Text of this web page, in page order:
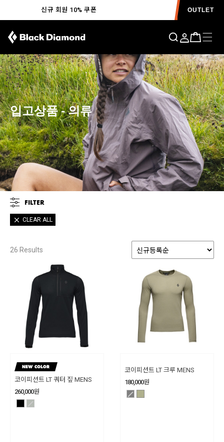
신규 회원 10% 쿠폰 OUTLET
입고상품 - 의류
CLEAR ALL
FILTER
26 Results
코이피션트 LT 쿼터 짚 MENS
260,000원
코이피션트 LT 크루 MENS
180,000원